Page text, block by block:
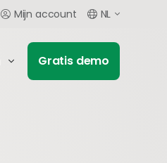
Mijn account NL
Gratis demo